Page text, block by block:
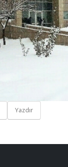
Yazdır